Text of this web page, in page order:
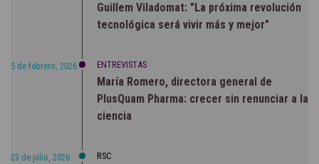
Guillem Viladomat: "La próxima revolución
tecnológica será vivir más y mejor"
5 de febrero, 2026 ENTREVISTAS
María Romero, directora general de
PlusQuam Pharma: crecer sin renunciar a la
ciencia
23 de julio, 2026 RSC